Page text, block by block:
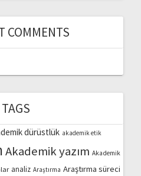
COMMENTS
TAGS
dürüstlük akademik etik
Akademik yazım Akademik
analiz Araştırma Araştırma süreci